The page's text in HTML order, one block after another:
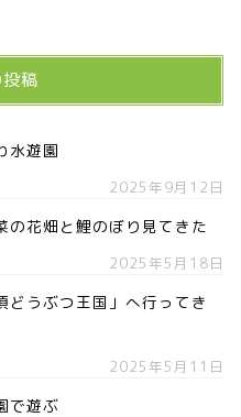
稿
水遊園
2025年9月12日
の花畑と鯉のぼり見てきた
2025年5月18日
どうぶつ王国」へ行ってき
2025年5月11日
で遊ぶ